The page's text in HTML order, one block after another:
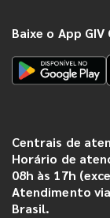
Baixe o App GIV
Centrais de
Horário de
08h às 17h
Atendimento
Brasil.